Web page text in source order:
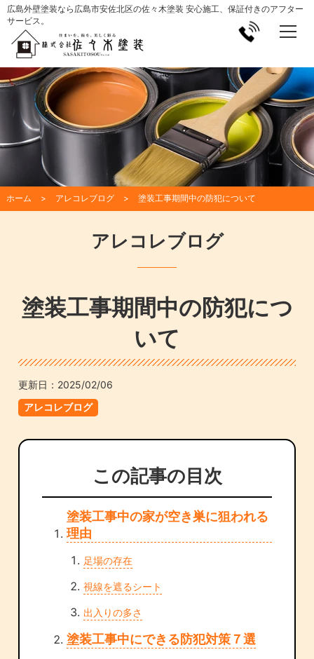
広島外壁塗装なら広島市安佐北区の佐々木塗装 安心施工、保証付きのアフター
サービス。
ホーム アレコレブログ 塗装工事期間中の防犯について
アレコレブログ
塗装工事期間中の防犯につ
いて
更新日： 2025/02/06
アレコレブログ
この記事の目次
塗装工事中の家が空き巣に狙われる
理由
足場の存在
視線を遮るシート
出入りの多さ
塗装工事中にできる防犯対策７選